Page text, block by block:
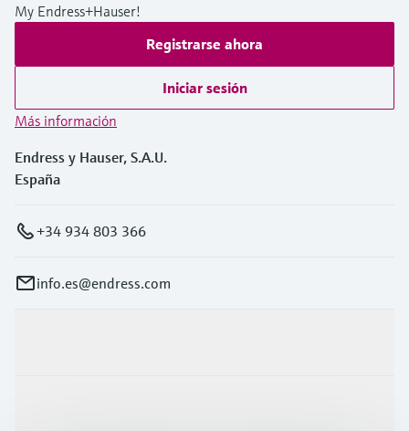
My Endress+Hauser!
Registrarse ahora
Iniciar sesión
Más información
Endress y Hauser, S.A.U.
España
+34 934 803 366
info.es@endress.com